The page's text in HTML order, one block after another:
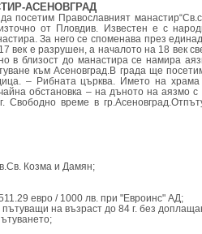
АСЕНОВГРАД
посетим Православният
от Пловдив. Известен е с
За него се споменава през
век е разрушен, а началото на 18 век
в близост до манастира се намира
към Асеновград.В града ще
– Рибната църква. Името на
обстановка – на дъното на аязмо
време в
Козма и Дамян;
евро / 1000 лв. при "Евроинс" АД;
пътуващи на възраст до 84 г. без